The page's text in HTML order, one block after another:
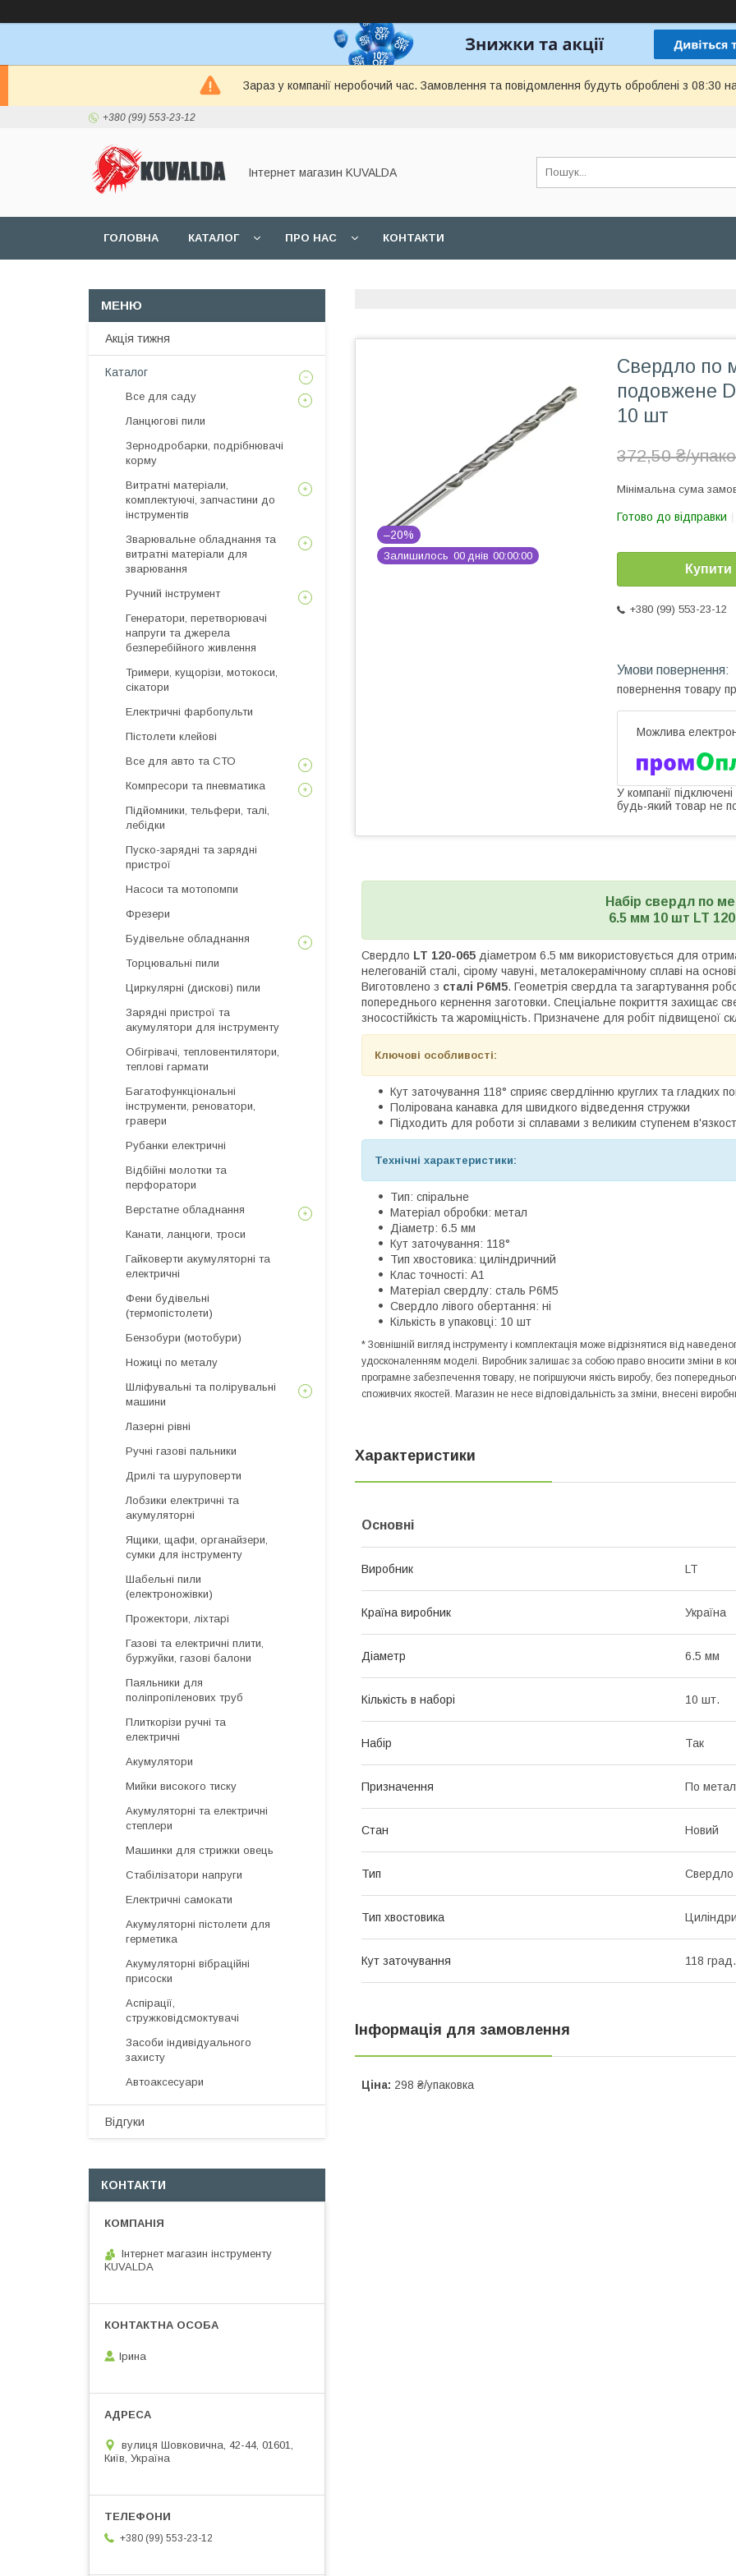
Зараз у компанії неробочий час. Замовлення та повідомлення будуть оброблені з 08:30
+380 (99) 553-23-12
Інтернет магазин KUVALDA
ГОЛОВНА КАТАЛОГ ПРО НАС КОНТАКТИ
–20%
Залишилось 00 днів 00 00 00
Свердло по
подовжене
10 шт
372,50 ₴/
Мінімальна сума
Готово до відправки
Купити
+380 (99) 553-23-12
повернення товару
У компанії
будь-який товар не
Набір свердл по
6.5 мм 10 шт LT
Свердло LT 120-065 діаметром 6.5 мм використовується для
нелегованій сталі, сірому чавуні, металокерамічному сплаві на
Виготовлено з сталі P6M5. Геометрія свердла та загартування
попереднього кернення заготовки. Спеціальне покриття захищає
зносостійкість та жароміцність. Призначене для робіт підвищеної
Ключові особливості:
Кут заточування 118° сприяє свердлінню круглих та гладких
Полірована канавка для швидкого відведення стружки
Підходить для роботи зі сплавами з великим ступенем
Технічні характеристики:
Тип: спіральне
Матеріал обробки: метал
Діаметр: 6.5 мм
Кут заточування: 118°
Тип хвостовика: циліндричний
Клас точності: А1
Матеріал свердлу: сталь P6M5
Свердло лівого обертання: ні
Кількість в упаковці: 10 шт
* Зовнішній вигляд інструменту і комплектація може відрізнятися від
удосконаленням моделі. Виробник залишає за собою право вносити зміни в
програмне забезпечення товару, не погіршуючи якість виробу, без
споживчих якостей. Магазин не несе відповідальність за зміни, внесені
Характеристики
Основні
Виробник LT
Країна виробник Україна
Діаметр 6.5 мм
Кількість в наборі 10 шт.
Набір Так
Призначення По
Стан Новий
Тип Свердло
Тип хвостовика
Кут заточування 118 град.
Інформація для замовлення
Ціна: 298 ₴/упаковка
Акція тижня
Каталог
Все для саду
Ланцюгові пили
Зернодробарки, подрібнювачі
корму
Витратні матеріали,
комплектуючі, запчастини до
інструментів
Зварювальне обладнання та
витратні матеріали для
зварювання
Ручний інструмент
Генератори, перетворювачі
напруги та джерела
безперебійного живлення
Тримери, кущорізи, мотокоси,
сікатори
Електричні фарбопульти
Пістолети клейові
Все для авто та СТО
Компресори та пневматика
Підйомники, тельфери, талі,
лебідки
Пуско-зарядні та зарядні
пристрої
Насоси та мотопомпи
Фрезери
Будівельне обладнання
Торцювальні пили
Циркулярні (дискові) пили
Зарядні пристрої та
акумулятори для інструменту
Обігрівачі, тепловентилятори,
теплові гармати
Багатофункціональні
інструменти, реноватори,
гравери
Рубанки електричні
Відбійні молотки та
перфоратори
Верстатне обладнання
Канати, ланцюги, троси
Гайковерти акумуляторні та
електричні
Фени будівельні
(термопістолети)
Бензобури (мотобури)
Ножиці по металу
Шліфувальні та полірувальні
машини
Лазерні рівні
Ручні газові пальники
Дрилі та шуруповерти
Лобзики електричні та
акумуляторні
Ящики, щафи, органайзери,
сумки для інструменту
Шабельні пили
(електроножівки)
Прожектори, ліхтарі
Газові та електричні плити,
буржуйки, газові балони
Паяльники для
поліпропіленових труб
Плиткорізи ручні та
електричні
Акумулятори
Мийки високого тиску
Акумуляторні та електричні
степлери
Машинки для стрижки овець
Стабілізатори напруги
Електричні самокати
Акумуляторні пістолети для
герметика
Акумуляторні вібраційні
присоски
Аспірації,
стружковідсмоктувачі
Засоби індивідуального
захисту
Автоаксесуари
Відгуки
КОНТАКТИ
Інтернет магазин інструменту
KUVALDA
Ірина
вулиця Шовковична, 42-44, 01601,
Київ, Україна
+380 (99) 553-23-12